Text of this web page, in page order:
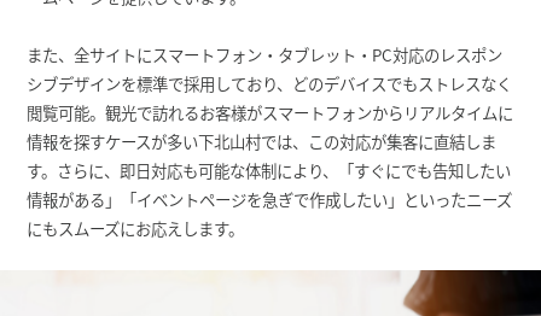
また、全サイトにスマートフォン・タブレット・PC対応のレスポン
シブデザインを標準で採用しており、どのデバイスでもストレスなく
閲覧可能。観光で訪れるお客様がスマートフォンからリアルタイムに
情報を探すケースが多い下北山村では、この対応が集客に直結しま
す。さらに、即日対応も可能な体制により、「すぐにでも告知したい
情報がある」「イベントページを急ぎで作成したい」といったニーズ
にもスムーズにお応えします。